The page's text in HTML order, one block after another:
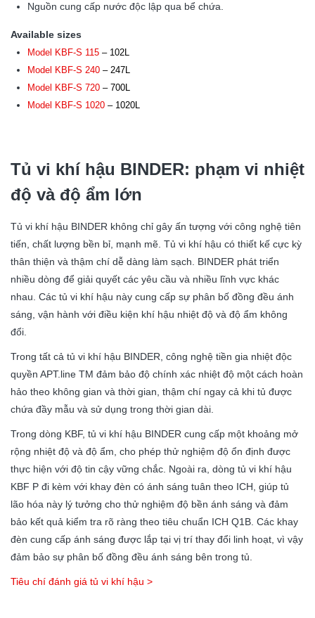
Nguồn cung cấp nước độc lập qua bể chứa.
Available sizes
Model KBF-S 115 – 102L
Model KBF-S 240 – 247L
Model KBF-S 720 – 700L
Model KBF-S 1020 – 1020L
Tủ vi khí hậu BINDER: phạm vi nhiệt
độ và độ ẩm lớn
Tủ vi khí hậu BINDER không chỉ gây ấn tượng với công nghệ tiên
tiến, chất lượng bền bỉ, mạnh mẽ. Tủ vi khí hậu có thiết kế cực kỳ
thân thiện và thậm chí dễ dàng làm sạch. BINDER phát triển
nhiều dòng để giải quyết các yêu cầu và nhiều lĩnh vực khác
nhau. Các tủ vi khí hậu này cung cấp sự phân bố đồng đều ánh
sáng, vận hành với điều kiện khí hậu nhiệt độ và độ ẩm không
đổi.
Trong tất cả tủ vi khí hậu BINDER, công nghệ tiền gia nhiệt độc
quyền APT.line TM đảm bảo độ chính xác nhiệt độ một cách hoàn
hảo theo không gian và thời gian, thậm chí ngay cả khi tủ được
chứa đầy mẫu và sử dụng trong thời gian dài.
Trong dòng KBF, tủ vi khí hậu BINDER cung cấp một khoảng mở
rộng nhiệt độ và độ ẩm, cho phép thử nghiệm độ ổn định được
thực hiện với độ tin cậy vững chắc. Ngoài ra, dòng tủ vi khí hậu
KBF P đi kèm với khay đèn có ánh sáng tuân theo ICH, giúp tủ
lão hóa này lý tưởng cho thử nghiệm độ bền ánh sáng và đảm
bảo kết quả kiểm tra rõ ràng theo tiêu chuẩn ICH Q1B. Các khay
đèn cung cấp ánh sáng được lắp tại vị trí thay đổi linh hoạt, vì vậy
đảm bảo sự phân bố đồng đều ánh sáng bên trong tủ.
Tiêu chí đánh giá tủ vi khí hậu >